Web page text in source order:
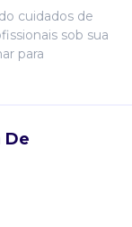
cuidados de
sob sua
para
De